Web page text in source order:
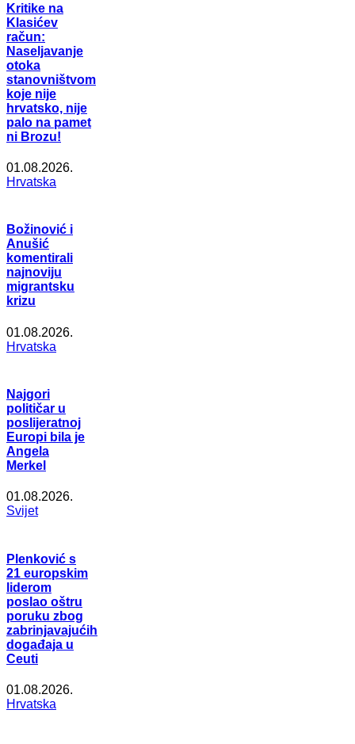
Kritike na
Klasićev
račun:
Naseljavanje
otoka
stanovništvom
koje nije
hrvatsko, nije
palo na pamet
ni Brozu!
01.08.2026.
Hrvatska
Božinović i
Anušić
komentirali
najnoviju
migrantsku
krizu
01.08.2026.
Hrvatska
Najgori
političar u
poslijeratnoj
Europi bila je
Angela
Merkel
01.08.2026.
Svijet
Plenković s
21 europskim
liderom
poslao oštru
poruku zbog
zabrinjavajućih
događaja u
Ceuti
01.08.2026.
Hrvatska